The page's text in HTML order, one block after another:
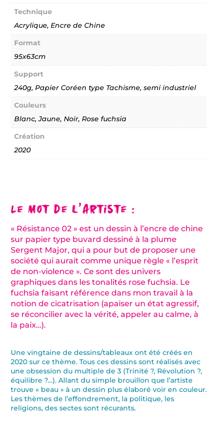
Urbaines
Résistance
02
Technique
Acrylique, Encre de Chine
Format
95x63cm
Support
240g, Papier Coréen type Tachisme, semi industriel
Couleurs
Blanc, Jaune, Noir, Rose fuchsia
Création
2020
Le mot de l’artiste :
« Résistance 02 » est un dessin à l’encre de chine
sur papier type buvard dessiné à la plume
Sergent Major, qui a pour but de proposer une
société qui aurait comme unique règle « l’esprit
de non-violence ». Ce sont des univers
graphiques dans les tonalités rose fuchsia. Le
fuchsia faisant référence dans mon travail à la
notion de cicatrisation (apaiser un état agressif,
se réconcilier avec la vérité, appeler au calme, à
la paix…).
Une vingtaine de dessins/tableaux ont été créés en
2020 sur ce thème. Tous ces dessins sont réalisés avec
une obsession du multiple de 3 (Trinité ?, Révolution ?,
équilibre ?…). Allant du simple brouillon que l’artiste
trouve « beau » à un dessin plus élaboré voir en couleur.
Les thèmes de l’effondrement, la politique, les
religions, des sectes sont récurants.